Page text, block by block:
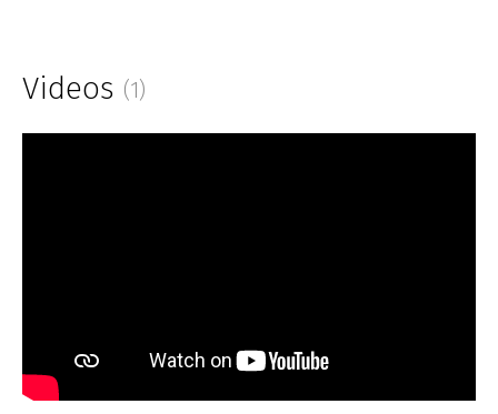
Videos (1)